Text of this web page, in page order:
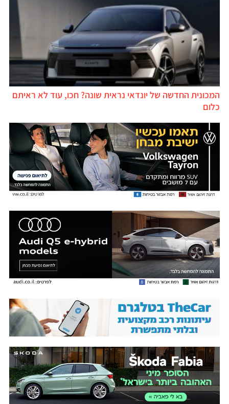
המכונית החדשה של יונדאי נראית שונה? חכו, עוד לא ראיתם
כלום